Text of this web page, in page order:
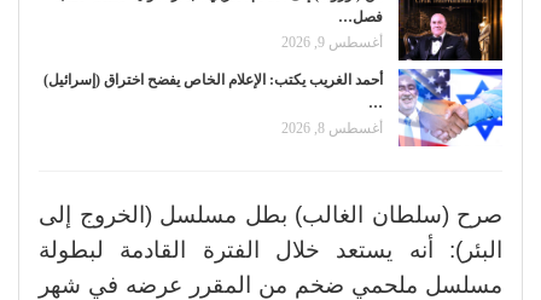
فصل…
أغسطس 9, 2026
أحمد الغريب يكتب: الإعلام الخاص يفضح اختراق (إسرائيل)
…
أغسطس 8, 2026
صرح (سلطان الغالب) بطل مسلسل (الخروج إلى
البئر): أنه يستعد خلال الفترة القادمة لبطولة
مسلسل ملحمي ضخم من المقرر عرضه في شهر